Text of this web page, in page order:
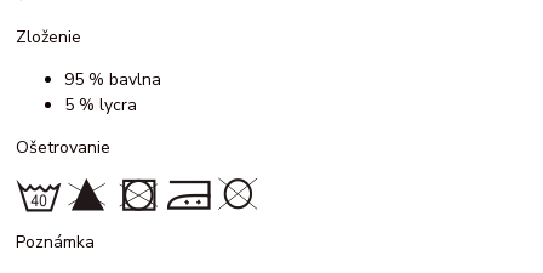
Zloženie
95 % bavlna
5 % lycra
Ošetrovanie
Poznámka